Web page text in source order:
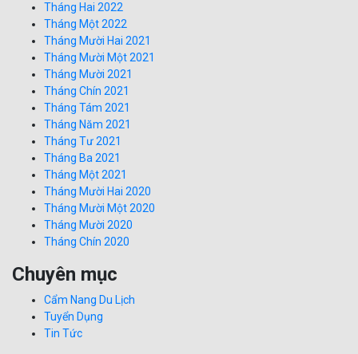
Tháng Hai 2022
Tháng Một 2022
Tháng Mười Hai 2021
Tháng Mười Một 2021
Tháng Mười 2021
Tháng Chín 2021
Tháng Tám 2021
Tháng Năm 2021
Tháng Tư 2021
Tháng Ba 2021
Tháng Một 2021
Tháng Mười Hai 2020
Tháng Mười Một 2020
Tháng Mười 2020
Tháng Chín 2020
Chuyên mục
Cẩm Nang Du Lịch
Tuyển Dụng
Tin Tức